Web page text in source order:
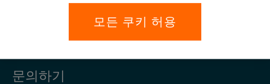
문의하기
모든 쿠키 허용